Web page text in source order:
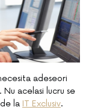
adeseori
acelasi lucru se
la IT Exclusiv.